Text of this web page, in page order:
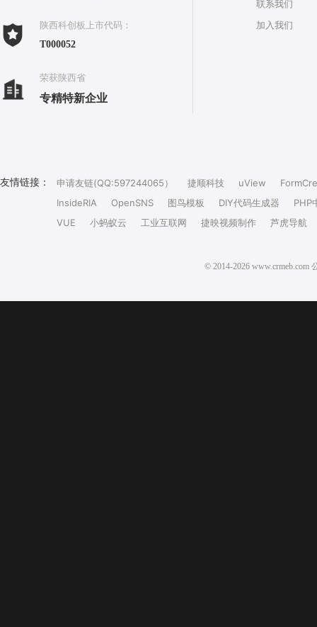
陕西科创板上市代码：
T000052
荣获陕西省
专精特新企业
联系我们
加入我们
友情链接： 申请友链(QQ:597244065） 捷顺科技 uView
InsideRIA
OpenSNS 图鸟模板 DIY代码生成器
PHP
VUE
小蚂蚁云 工业互联网 捷映视频制作 芦虎导航
© 2014-2026